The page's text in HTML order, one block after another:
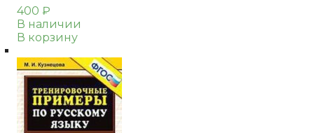
400 ₽
В наличии
В корзину